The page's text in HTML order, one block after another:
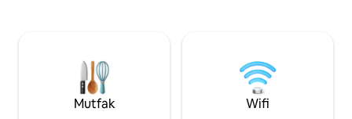
kanalın üzerine yerleştirilmiş. Güzel
atmosferin tadını çıkarabilir ve
gerçekten rahatlayabilirsiniz. <b>
Yakınlardaki Cazibe Merkezi </ b>
dikkat çekici
banyo + yüzme
mutfak Aile/ekip oluşturma/parti için
uygundur (lütfen
Mutfak Wifi